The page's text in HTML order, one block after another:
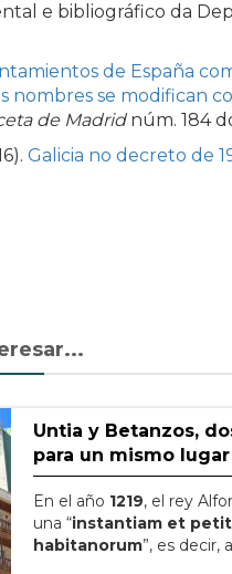
e bibliográfico da
de España
nombres se modifican
de Madridnúm. 184
Galicia no decreto de
Untia y Betanzos,
para un mismo lugar
En el año 1219, el rey
una “instantiam et
habitanorum”, es decir,